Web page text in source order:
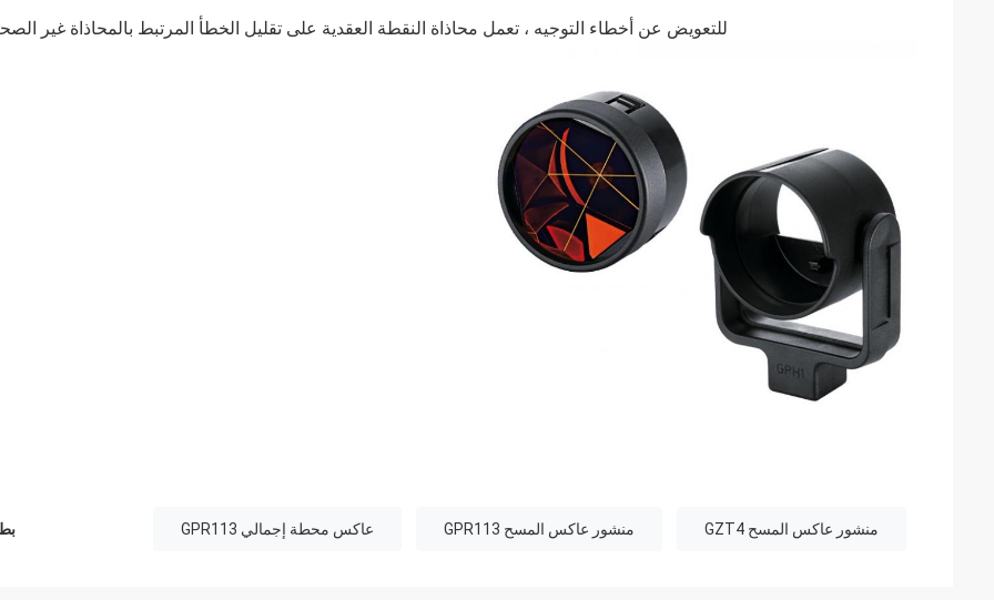
للتعويض عن أخطاء التوجيه ، تعمل محاذاة النقطة العقدية على تقليل الخطأ المرتبط بالمحاذاة غير
منشور عاكس المسح GZT4 منشور عاكس المسح GPR113 عاكس محطة إجمالي GPR113